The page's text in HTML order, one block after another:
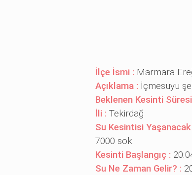
İlçe İsmi : Marmara
Açıklama : İçmesuyu
Beklenen Kesinti
İli : Tekirdağ
Su Kesintisi
7000 sok.
Kesinti Başlangıç :
Su Ne Zaman Gelir? :